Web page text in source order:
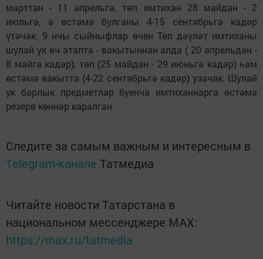
марттан - 11 апрельгә, төп имтихан 28 майдан - 2
июльгә, ә өстәмә булганы 4-15 сентябрьгә кадәр
үтәчәк. 9 нчы сыйныфлар өчен Төп дәүләт имтиханы
шулай ук өч этапта - вакытыннан алда ( 20 апрельдән -
8 майга кадәр), төп (25 майдан - 29 июньгә кадәр) һәм
өстәмә вакытта (4-22 сентябрьгә кадәр) узачак. Шулай
ук барлык предметлар буенча имтиханнарга өстәмә
резерв көннәр каралган.
Следите за самым важным и интересным в
Telegram-канале Татмедиа
Читайте новости Татарстана в
национальном мессенджере MАХ:
https://max.ru/tatmedia